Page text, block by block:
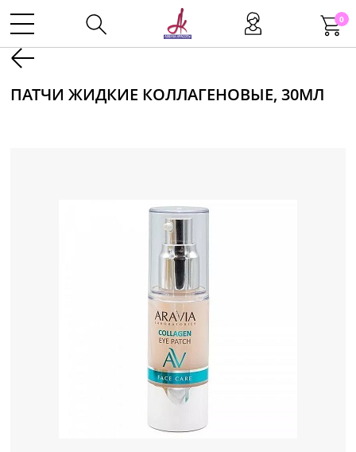
0
Одноразовая продукция
Уход за кожей
ПАТЧИ ЖИДКИЕ КОЛЛАГЕНОВЫЕ, 30МЛ